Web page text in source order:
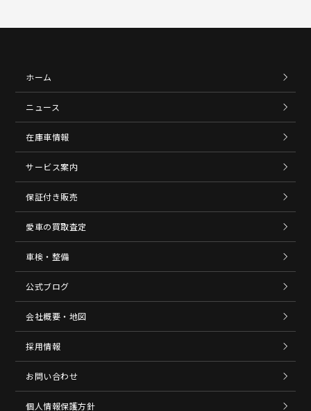
ホーム
ニュース
在庫車情報
サービス案内
保証付き販売
愛車の買取査定
車検・整備
公式ブログ
会社概要・地図
採用情報
お問い合わせ
個人情報保護方針